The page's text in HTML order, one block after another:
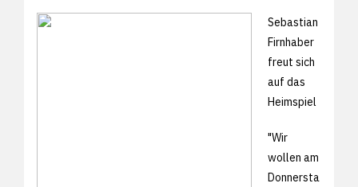
Sebastian
Firnhaber
freut sich
auf das
Heimspiel
"Wir
wollen am
Donnersta